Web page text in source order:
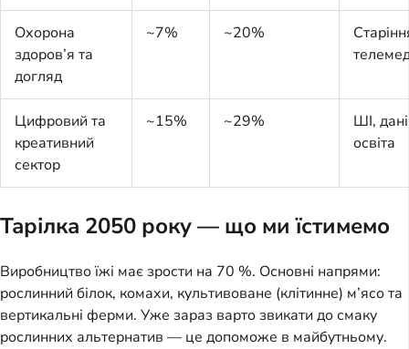
Охорона
здоров’я та
догляд
~7% ~20%
Цифровий та
креативний
сектор
~15% ~29%
ШІ,
освіта
Тарілка 2050 року — що ми їстимемо
Виробництво їжі має зрости на 70 %. Основні напрями:
рослинний білок, комахи, культивоване (клітинне) м’ясо та
вертикальні ферми. Уже зараз варто звикати до смаку
рослинних альтернатив — це допоможе в майбутньому.